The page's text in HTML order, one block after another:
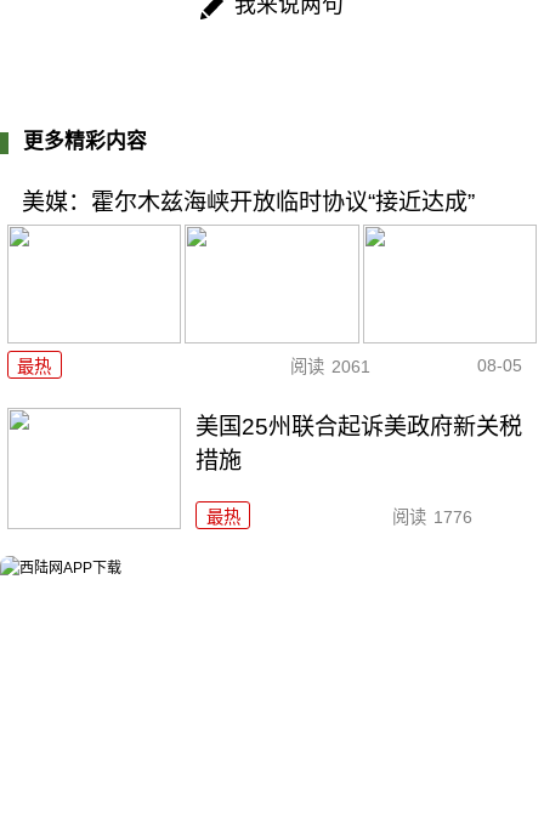
更多精彩内容
美媒：霍尔木兹海峡开放临时协议“接近达成”
最热 阅读 2061 08-05
美国25州联合起诉美政府新关税
措施
最热 阅读 1776